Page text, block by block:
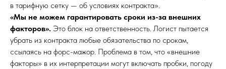
в тарифную сетку — об условиях контракта».
«Мы не можем гарантировать сроки из-за внешних
факторов». Это блок на ответственность. Логист пытается
убрать из контракта любые обязательства по срокам,
ссылаясь на форс-мажор. Проблема в том, что «внешние
факторы» в их интерпретации могут включать пробки, погоду